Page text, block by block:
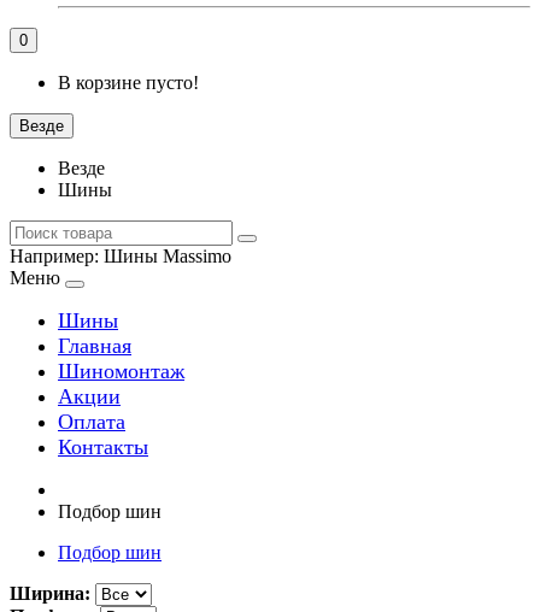
0
В корзине пусто!
Везде
Везде
Шины
Например: Шины Massimo
Меню
Шины
Главная
Шиномонтаж
Акции
Оплата
Контакты
Подбор шин
Подбор шин
Ширина: